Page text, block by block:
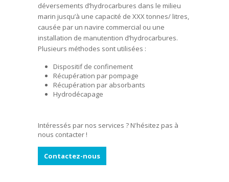
déversements d’hydrocarbures dans le milieu
marin jusqu’à une capacité de XXX tonnes/ litres,
causée par un navire commercial ou une
installation de manutention d’hydrocarbures.
Plusieurs méthodes sont utilisées :
Dispositif de confinement
Récupération par pompage
Récupération par absorbants
Hydrodécapage
Intéressés par nos services ? N'hésitez pas à
nous contacter !
Contactez-nous